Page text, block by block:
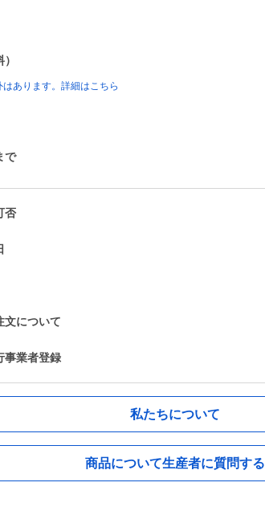
あります。詳細はこちら
で
否
文について
事業者登録
私たちについて
商品について生産者に質問する